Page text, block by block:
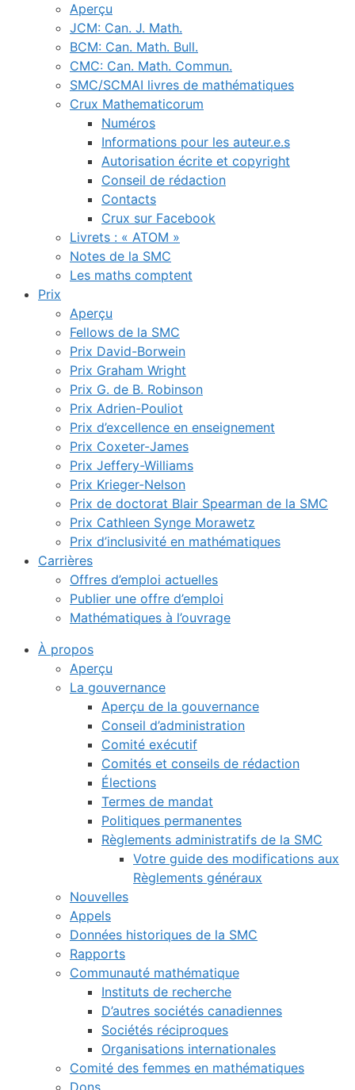
Aperçu
JCM: Can. J. Math.
BCM: Can. Math. Bull.
CMC: Can. Math. Commun.
SMC/SCMAI livres de mathématiques
Crux Mathematicorum
Numéros
Informations pour les auteur.e.s
Autorisation écrite et copyright
Conseil de rédaction
Contacts
Crux sur Facebook
Livrets : « ATOM »
Notes de la SMC
Les maths comptent
Prix
Aperçu
Fellows de la SMC
Prix David-Borwein
Prix Graham Wright
Prix G. de B. Robinson
Prix Adrien-Pouliot
Prix d’excellence en enseignement
Prix Coxeter-James
Prix Jeffery-Williams
Prix Krieger-Nelson
Prix de doctorat Blair Spearman de la SMC
Prix Cathleen Synge Morawetz
Prix d’inclusivité en mathématiques
Carrières
Offres d’emploi actuelles
Publier une offre d’emploi
Mathématiques à l’ouvrage
À propos
Aperçu
La gouvernance
Aperçu de la gouvernance
Conseil d’administration
Comité exécutif
Comités et conseils de rédaction
Élections
Termes de mandat
Politiques permanentes
Règlements administratifs de la SMC
Votre guide des modifications aux
Règlements généraux
Nouvelles
Appels
Données historiques de la SMC
Rapports
Communauté mathématique
Instituts de recherche
D’autres sociétés canadiennes
Sociétés réciproques
Organisations internationales
Comité des femmes en mathématiques
Dons